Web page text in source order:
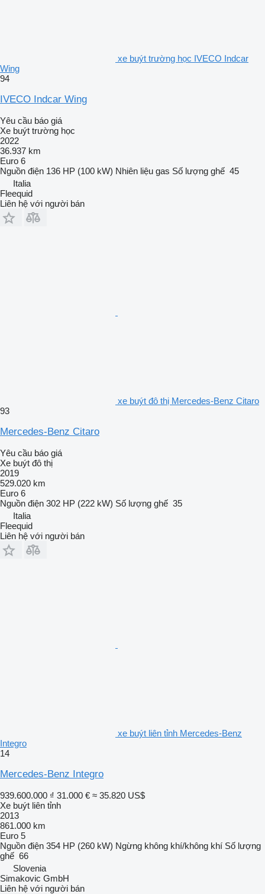
xe buýt trường học IVECO Indcar
Wing
94
IVECO Indcar Wing
Yêu cầu báo giá
Xe buýt trường học
2022
36.937 km
Euro 6
Nguồn điện 136 HP (100 kW) Nhiên liệu gas Số lượng ghế 45
Italia
Fleequid
Liên hệ với người bán
xe buýt đô thị Mercedes-Benz Citaro
93
Mercedes-Benz Citaro
Yêu cầu báo giá
Xe buýt đô thị
2019
529.020 km
Euro 6
Nguồn điện 302 HP (222 kW) Số lượng ghế 35
Italia
Fleequid
Liên hệ với người bán
xe buýt liên tỉnh Mercedes-Benz
Integro
14
Mercedes-Benz Integro
939.600.000 ₫ 31.000 € ≈ 35.820 US$
Xe buýt liên tỉnh
2013
861.000 km
Euro 5
Nguồn điện 354 HP (260 kW) Ngừng không khí/không khí Số lượng
ghế 66
Slovenia
Simakovic GmbH
Liên hệ với người bán